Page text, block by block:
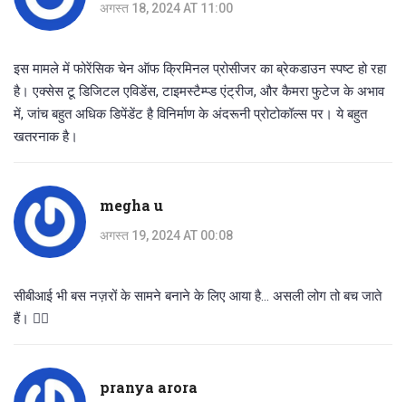
अगस्त 18, 2024 AT 11:00
इस मामले में फोरेंसिक चेन ऑफ क्रिमिनल प्रोसीजर का ब्रेकडाउन स्पष्ट हो रहा
है। एक्सेस टू डिजिटल एविडेंस, टाइमस्टैम्प्ड एंट्रीज, और कैमरा फुटेज के अभाव
में, जांच बहुत अधिक डिपेंडेंट है विनिर्माण के अंदरूनी प्रोटोकॉल्स पर। ये बहुत
खतरनाक है।
megha u
अगस्त 19, 2024 AT 00:08
सीबीआई भी बस नज़रों के सामने बनाने के लिए आया है... असली लोग तो बच जाते
हैं। 🤷‍♀️
pranya arora